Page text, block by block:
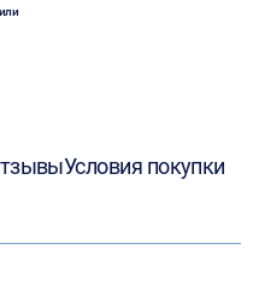
или
Условия покупки